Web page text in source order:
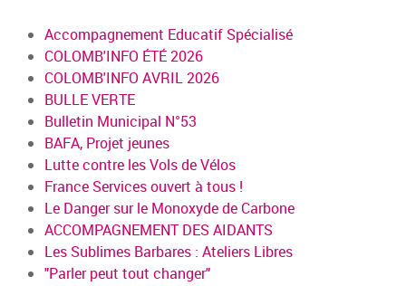
Accompagnement Educatif Spécialisé
COLOMB'INFO ÉTÉ 2026
COLOMB'INFO AVRIL 2026
BULLE VERTE
Bulletin Municipal N°53
BAFA, Projet jeunes
Lutte contre les Vols de Vélos
France Services ouvert à tous !
Le Danger sur le Monoxyde de Carbone
ACCOMPAGNEMENT DES AIDANTS
Les Sublimes Barbares : Ateliers Libres
"Parler peut tout changer"